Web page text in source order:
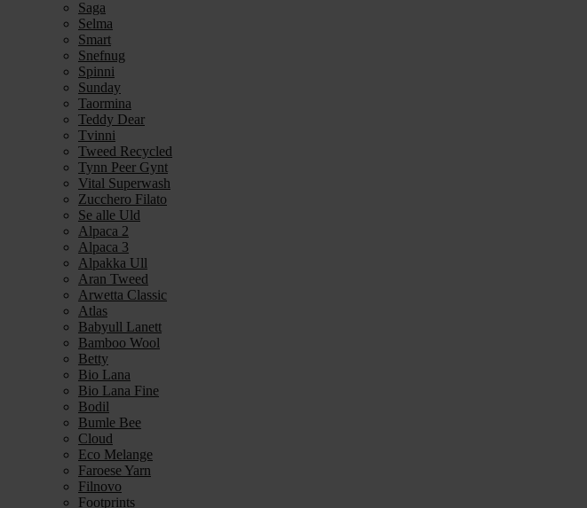
Saga
Selma
Smart
Snefnug
Spinni
Sunday
Taormina
Teddy Dear
Tvinni
Tweed Recycled
Tynn Peer Gynt
Vital Superwash
Zucchero Filato
Se alle Uld
Alpaca 2
Alpaca 3
Alpakka Ull
Aran Tweed
Arwetta Classic
Atlas
Babyull Lanett
Bamboo Wool
Betty
Bio Lana
Bio Lana Fine
Bodil
Bumle Bee
Cloud
Eco Melange
Faroese Yarn
Filnovo
Footprints